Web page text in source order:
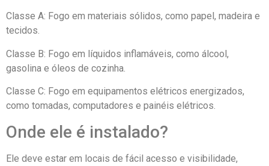
Classe A: Fogo em materiais sólidos, como papel, madeira e
tecidos.
Classe B: Fogo em líquidos inflamáveis, como álcool,
gasolina e óleos de cozinha.
Classe C: Fogo em equipamentos elétricos energizados,
como tomadas, computadores e painéis elétricos.
Onde ele é instalado?
Ele deve estar em locais de fácil acesso e visibilidade,